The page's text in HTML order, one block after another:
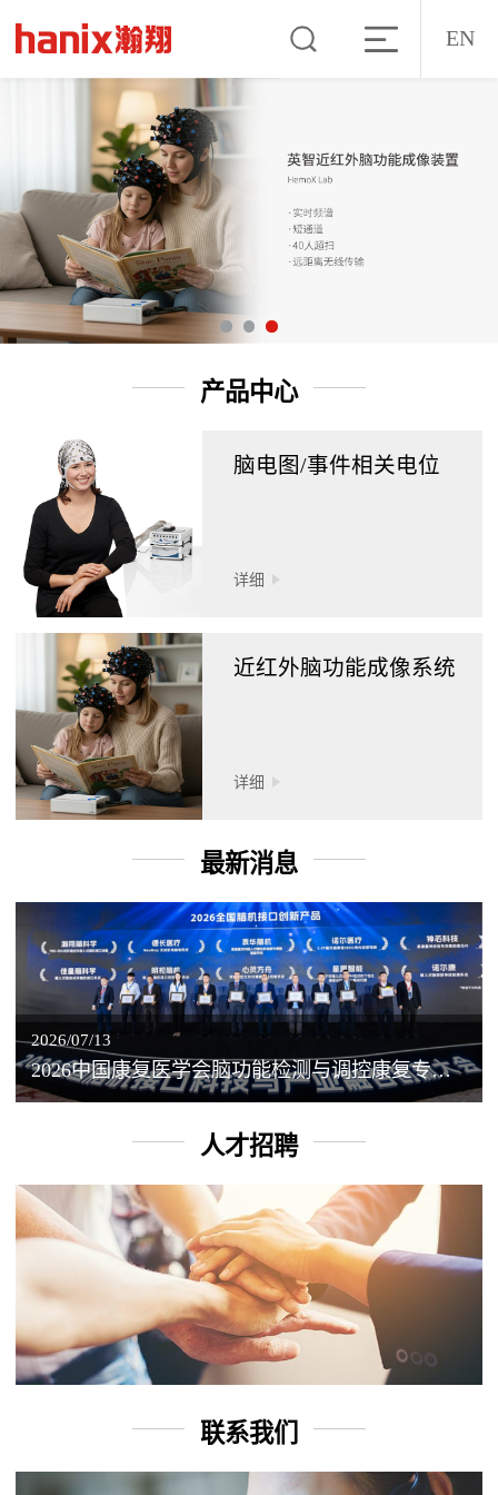
EN
产品中心
脑电图/事件相关电位
详细
近红外脑功能成像系统
详细
最新消息
2026/07/13
2026中国康复医学会脑功能检测与调控康复专业委员会学术年会丨脑客中国：脑机接口——EEG驱动TMS闭环调控工作坊
人才招聘
联系我们